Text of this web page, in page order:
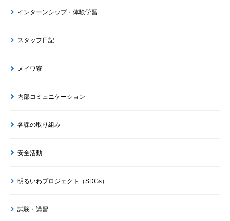
インターンシップ・体験学習
スタッフ日記
メイワ寮
内部コミュニケーション
各課の取り組み
安全活動
明るいわプロジェクト（SDGs）
試験・講習